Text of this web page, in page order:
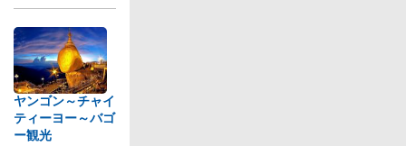
ヤンゴン～チャイ
ティーヨー～バゴ
ー観光